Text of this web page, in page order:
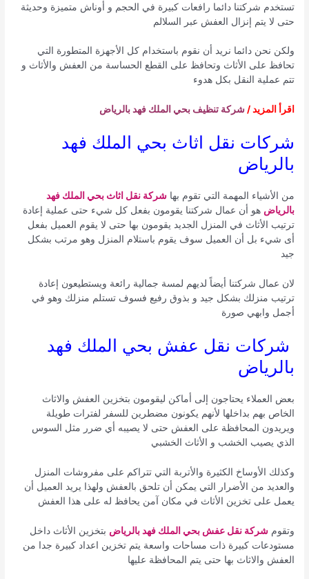
تستخدم شركتنا دائما رافعات كبيرة في الحجم و أوناش متميزة وحديثة
حتى لا يتم إنزال العفش عبر السلالم
ولكن نحن دائما نريد أن نقوم باستخدام كل الأجهزة المتطورة التي
تحافظ على الأثاث وتحافظ على القطع الحساسة من العفش والأثاث و
تتم عملية النقل بكل هدوء
اقرأ المزيد /شركة تنظيف بحي الملك فهد بالرياض
شركات نقل اثاث بحي الملك فهد
بالرياض
من الأشياء المهمة التي تقوم بهاشركة نقل اثاث بحي الملك فهد
بالرياض هو أن عمال شركتنا يقومون بفعل كل شيء حتى عملية إعادة
ترتيب الأثاث في المنزل الجديد يقومون بها حتى لا يقوم العميل بفعل
أى شيء بل أن العميل سوف يقوم باستلام المنزل وهو مرتب بشكل
جيد
لان عمال شركتنا أيضاً لديهم لمسة جمالية رائعة ويستطيعون إعادة
ترتيب منزلك بشكل جيد و بذوق رفيع فسوف تستلم منزلك وهو في
أجمل وابهي صورة
شركات نقل عفش بحي الملك فهد
بالرياض
بعض العملاء يحتاجون إلى أماكن ليقومون بتخزين العفش والاثاث
الخاص بهم بداخلها لأنهم يكونون مضطرين للسفر لفترات طويلة
ويريدون المحافظة على العفش حتى لا يصيبه أي ضرر مثل السوس
الذي يصيب الخشب و الأثاث الخشبي
وكذلك الأوساخ الكثيرة والأتربة التي تتراكم على مفروشات المنزل
والعديد من الأضرار التي يمكن أن تلحق بالعفش ولهذا يريد العميل أن
يعمل على تخزين الأثاث في مكان آمن يحافظ له على هذا العفش
وتقومشركة نقل عفش بحي الملك فهد بالرياض بتخزين الأثاث داخل
مستودعات كبيرة ذات مساحات واسعة يتم تخزين اعداد كبيرة جدا من
العفش والاثاث بها حتى يتم المحافظة عليها